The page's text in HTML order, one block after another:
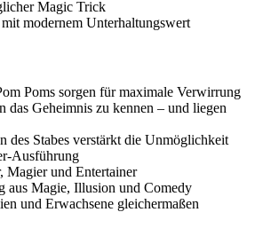
Magic Trick
modernem Unterhaltungswert
Poms sorgen für maximale Verwirrung
das Geheimnis zu kennen – und liegen
des Stabes verstärkt die Unmöglichkeit
Ausführung
Magier und Entertainer
aus Magie, Illusion und Comedy
und Erwachsene gleichermaßen